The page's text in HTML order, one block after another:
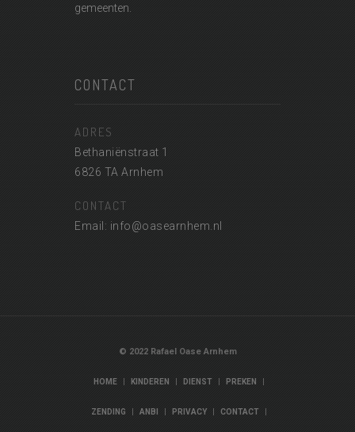
gemeenten.
CONTACT
ADRES
Bethaniënstraat 1
6826 TA Arnhem
CONTACT
Email: info@oasearnhem.nl
© 2022 Rafael Oase Arnhem
HOME | KINDEREN | DIENST | PREKEN |
ZENDING | ANBI | PRIVACY | CONTACT |